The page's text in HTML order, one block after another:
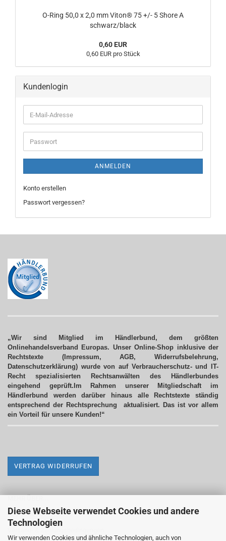
Diese Webseite verwendet Cookies und andere
Technologien
Wir verwenden Cookies und ähnliche Technologien, auch von
O-Ring 50,0 x 2,0 mm Viton® 75 +/- 5 Shore A
schwarz/black
0,60 EUR
0,60 EUR pro Stück
Kundenlogin
E-
Mail-
Adresse
Passwort
ANMELDEN
Konto erstellen
Passwort vergessen?
„Wir sind Mitglied im Händlerbund, dem größten
Onlinehandelsverband Europas. Unser Online-Shop inklusive der
Rechtstexte (Impressum, AGB, Widerrufsbelehrung,
Datenschutzerklärung) wurde von auf Verbraucherschutz- und IT-
Recht spezialisierten Rechtsanwälten des Händlerbundes
eingehend geprüft.Im Rahmen unserer Mitgliedschaft im
Händlerbund werden darüber hinaus alle Rechtstexte ständig
entsprechend der Rechtsprechung aktualisiert. Das ist vor allem
ein Vorteil für unsere Kunden!“
VERTRAG WIDERRUFEN
Impressum
Versand- & Zahlungsbedingungen